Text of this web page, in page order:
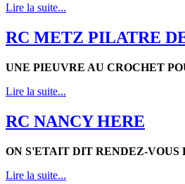
Lire la suite...
RC METZ PILATRE
UNE PIEUVRE AU CROCHET
Lire la suite...
RC NANCY HERE
ON S'ETAIT DIT RENDEZ-VOUS
Lire la suite...